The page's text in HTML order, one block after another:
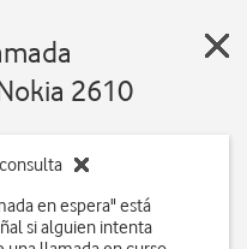
2610
en espera" está
si alguien intenta